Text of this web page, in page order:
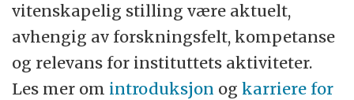
vitenskapelig stilling være aktuelt,
avhengig av forskningsfelt, kompetanse
og relevans for instituttets aktiviteter.
Les mer om introduksjon ogkarriere for